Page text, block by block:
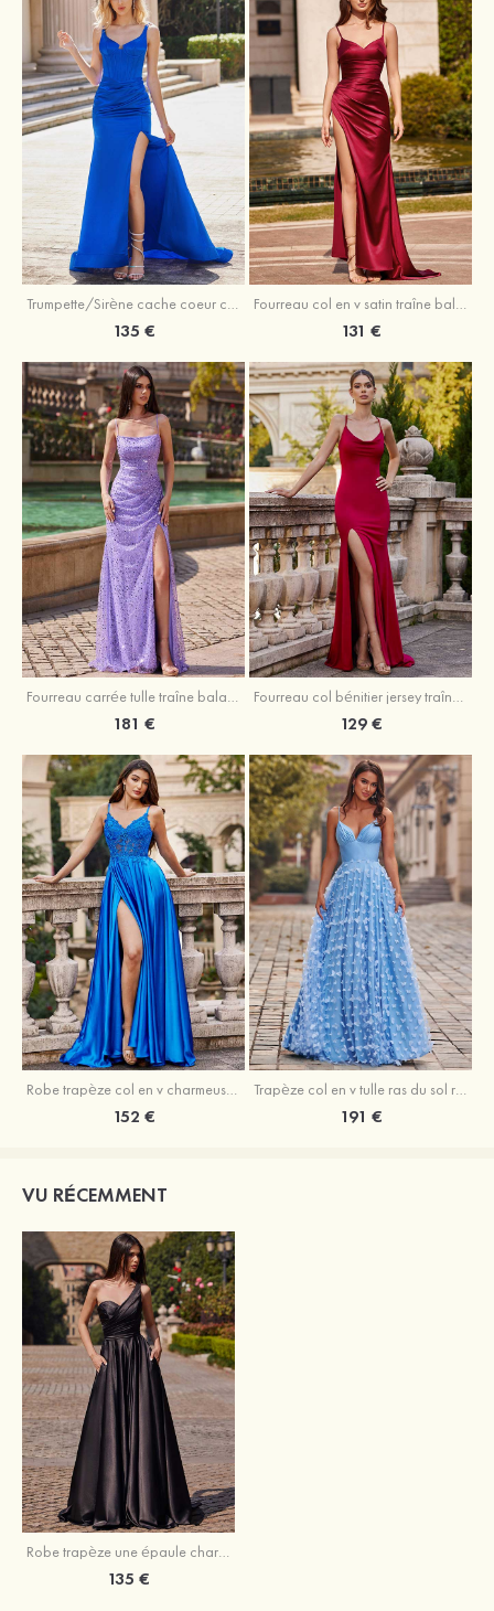
Trumpette/Sirène cache coeur charmeuse traîne balayage robe de bal
135 €
Fourreau col en v satin traîne balayage robe de bal
131 €
Fourreau carrée tulle traîne balayage robe de bal
181 €
Fourreau col bénitier jersey traîne balayage robe de bal
129 €
Robe trapèze col en v charmeuse traîne balayage robe de bal
152 €
Trapèze col en v tulle ras du sol robe de bal avec papillon
191 €
VU RÉCEMMENT
Robe trapèze une épaule charmeuse traîne balayage robe de bal
135 €